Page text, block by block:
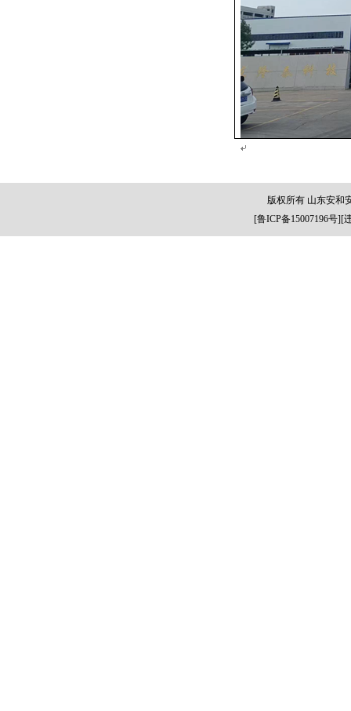
版权所有 山东安和
[鲁ICP备15007196号][